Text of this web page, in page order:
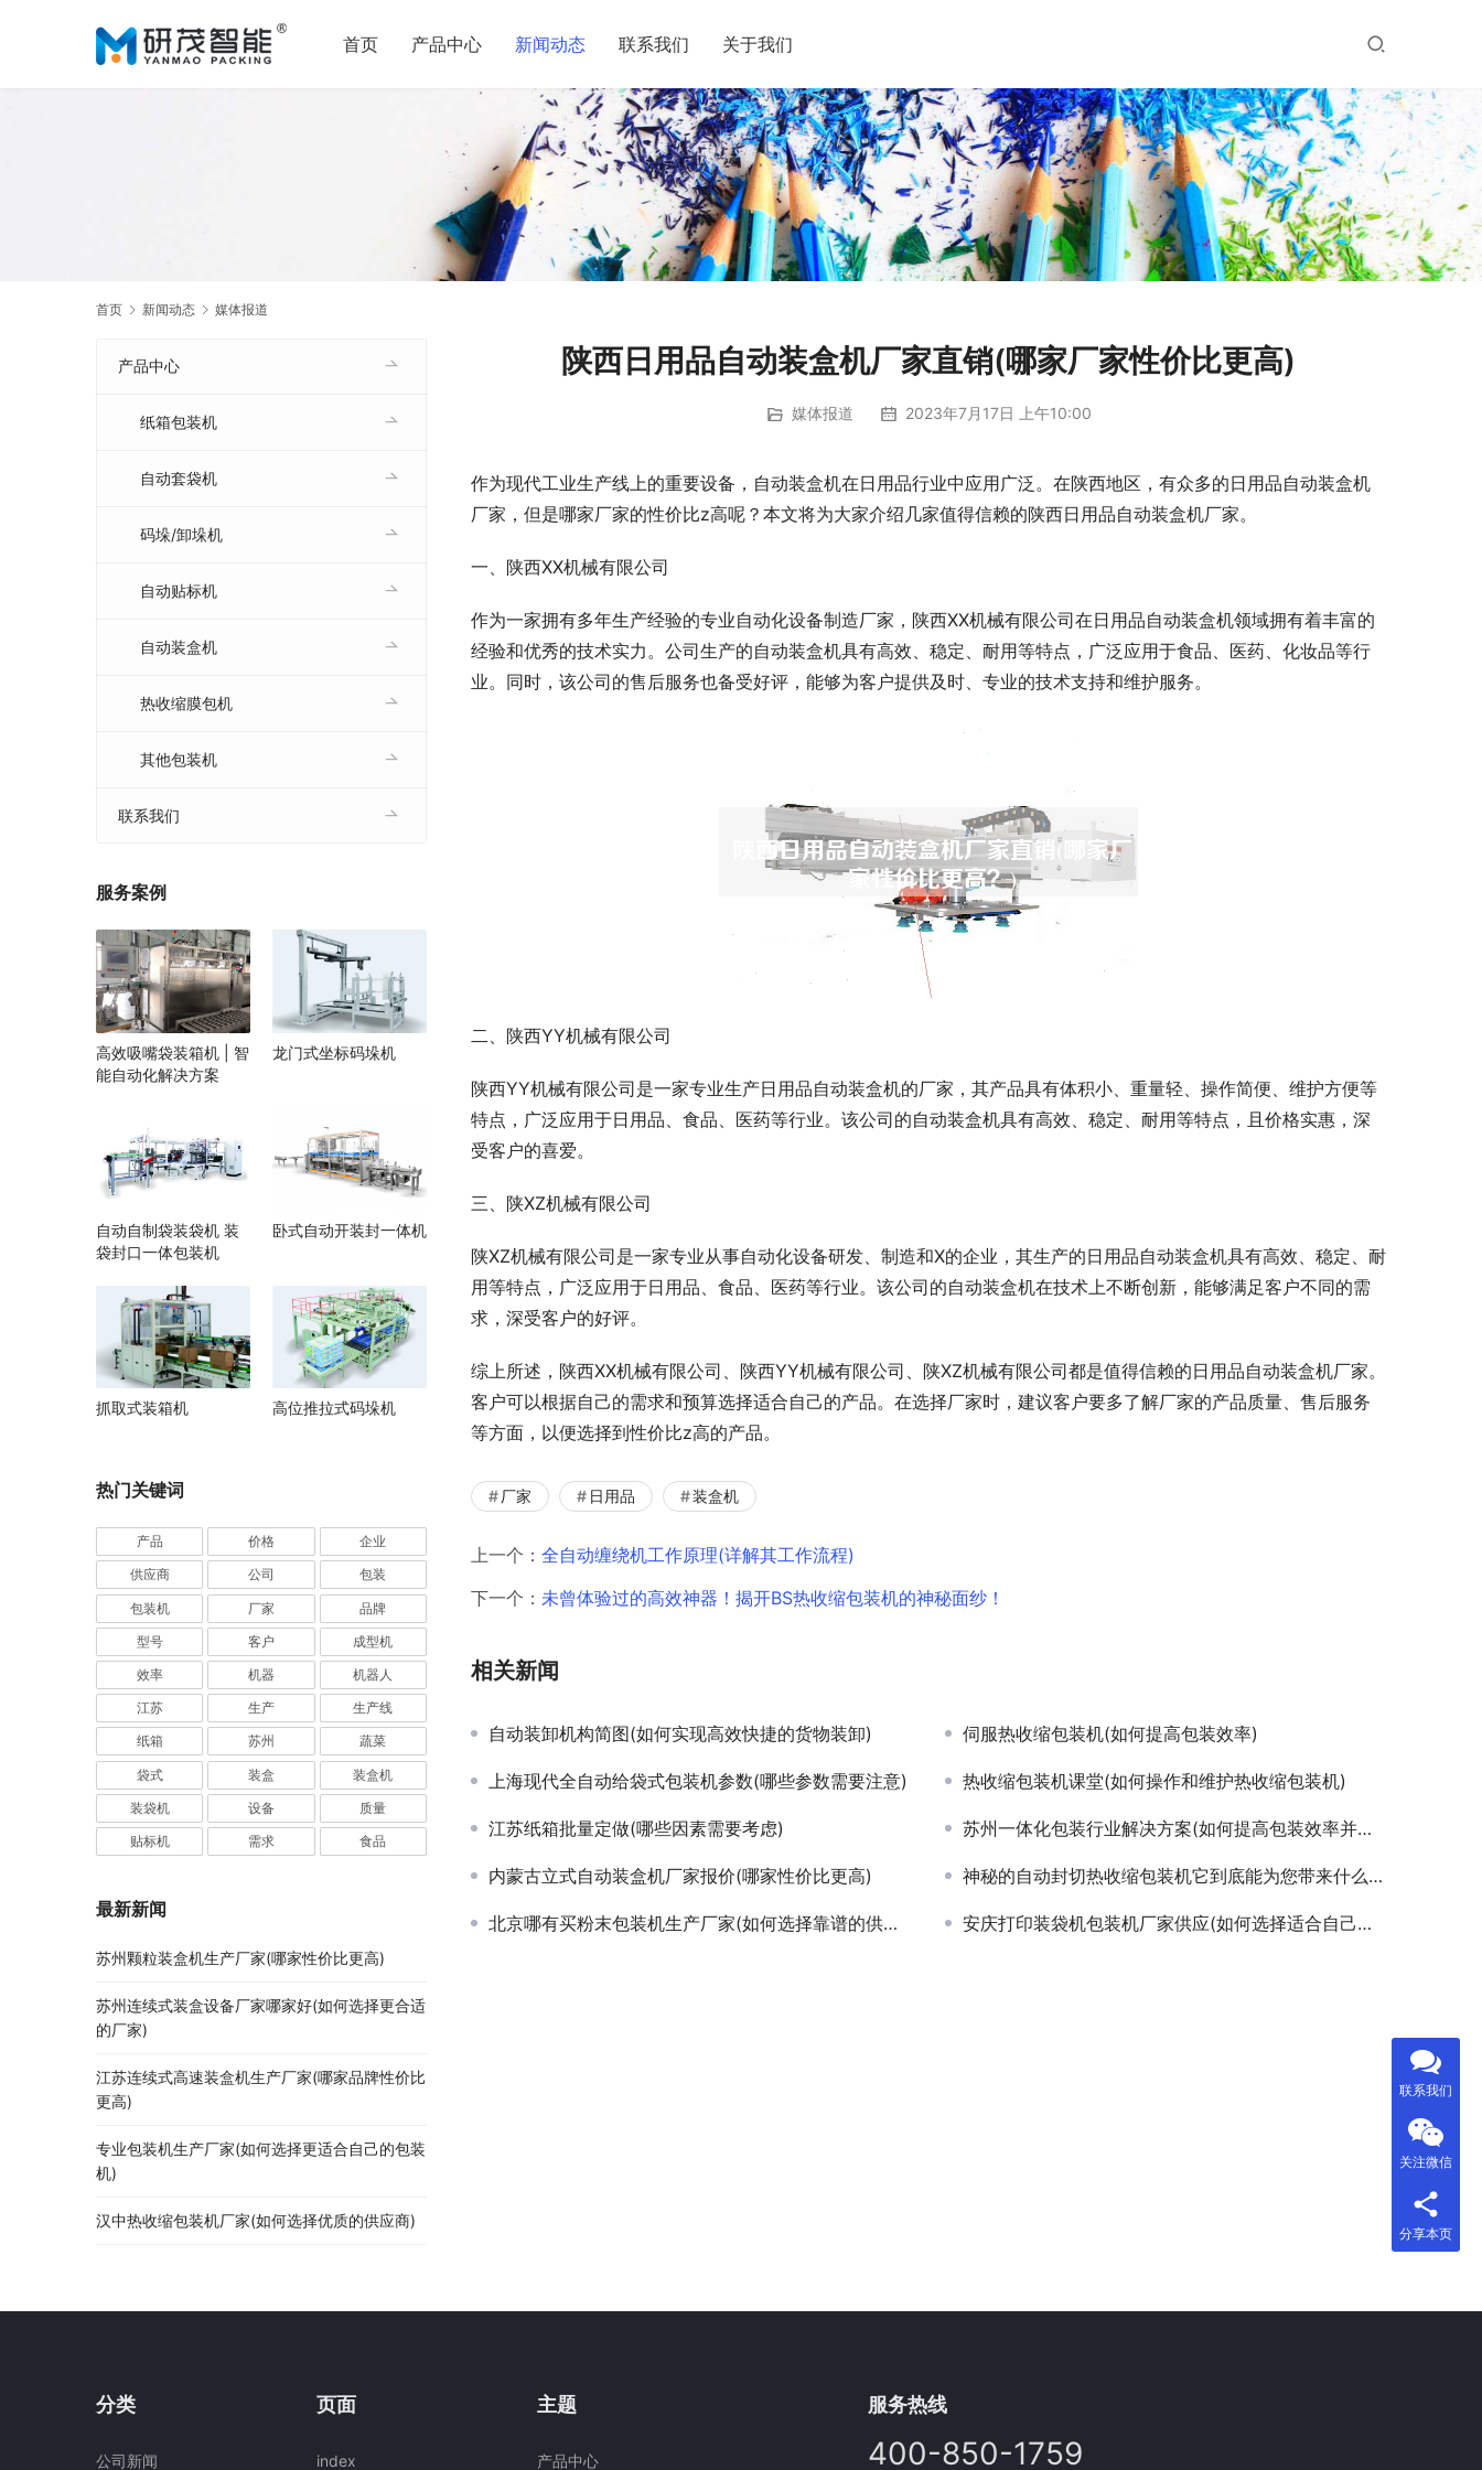
首页 产品中心 新闻动态 联系我们 关于我们
首页 新闻动态 媒体报道
陕西日用品自动装盒机厂家直销(哪家厂家性价比更高)
媒体报道 2023年7月17日 上午10:00
作为现代工业生产线上的重要设备，自动装盒机在日用品行业中应用广泛。在陕西地区，有众多的日用品自动装盒机
厂家，但是哪家厂家的性价比z高呢？本文将为大家介绍几家值得信赖的陕西日用品自动装盒机厂家。
一、陕西XX机械有限公司
作为一家拥有多年生产经验的专业自动化设备制造厂家，陕西XX机械有限公司在日用品自动装盒机领域拥有着丰富的
经验和优秀的技术实力。公司生产的自动装盒机具有高效、稳定、耐用等特点，广泛应用于食品、医药、化妆品等行
业。同时，该公司的售后服务也备受好评，能够为客户提供及时、专业的技术支持和维护服务。
二、陕西YY机械有限公司
陕西YY机械有限公司是一家专业生产日用品自动装盒机的厂家，其产品具有体积小、重量轻、操作简便、维护方便等
特点，广泛应用于日用品、食品、医药等行业。该公司的自动装盒机具有高效、稳定、耐用等特点，且价格实惠，深
受客户的喜爱。
三、陕XZ机械有限公司
陕XZ机械有限公司是一家专业从事自动化设备研发、制造和X的企业，其生产的日用品自动装盒机具有高效、稳定、耐
用等特点，广泛应用于日用品、食品、医药等行业。该公司的自动装盒机在技术上不断创新，能够满足客户不同的需
求，深受客户的好评。
综上所述，陕西XX机械有限公司、陕西YY机械有限公司、陕XZ机械有限公司都是值得信赖的日用品自动装盒机厂家。
客户可以根据自己的需求和预算选择适合自己的产品。在选择厂家时，建议客户要多了解厂家的产品质量、售后服务
等方面，以便选择到性价比z高的产品。
厂家 日用品 装盒机
上一个： 全自动缠绕机工作原理(详解其工作流程)
下一个： 未曾体验过的高效神器！揭开BS热收缩包装机的神秘面纱！
相关新闻
自动装卸机构简图(如何实现高效快捷的货物装卸) 伺服热收缩包装机(如何提高包装效率)
上海现代全自动给袋式包装机参数(哪些参数需要注意) 热收缩包装机课堂(如何操作和维护热收缩包装机)
江苏纸箱批量定做(哪些因素需要考虑) 苏州一体化包装行业解决方案(如何提高包装效率并降低成本)
内蒙古立式自动装盒机厂家报价(哪家性价比更高) 神秘的自动封切热收缩包装机它到底能为您带来什么惊喜
北京哪有买粉末包装机生产厂家(如何选择靠谱的供应商) 安庆打印装袋机包装机厂家供应(如何选择适合自己的包装机)
产品中心
纸箱包装机
自动套袋机
码垛/卸垛机
自动贴标机
自动装盒机
热收缩膜包机
其他包装机
联系我们
服务案例
高效吸嘴袋装箱机 | 智
能自动化解决方案
龙门式坐标码垛机
自动自制袋装袋机 装
袋封口一体包装机
卧式自动开装封一体机
抓取式装箱机 高位推拉式码垛机
热门关键词
产品 价格 企业
供应商 公司 包装
包装机 厂家 品牌
型号 客户 成型机
效率 机器 机器人
江苏 生产 生产线
纸箱 苏州 蔬菜
袋式 装盒 装盒机
装袋机 设备 质量
贴标机 需求 食品
最新新闻
苏州颗粒装盒机生产厂家(哪家性价比更高)
苏州连续式装盒设备厂家哪家好(如何选择更合适
的厂家)
江苏连续式高速装盒机生产厂家(哪家品牌性价比
更高)
专业包装机生产厂家(如何选择更适合自己的包装
机)
汉中热收缩包装机厂家(如何选择优质的供应商)
分类
公司新闻
页面
index
主题
产品中心
服务热线
400-850-1759
联系我们
关注微信
分享本页